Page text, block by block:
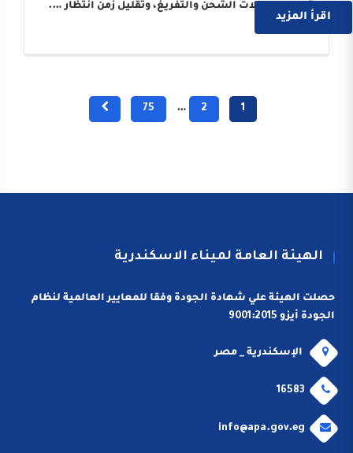
تسريع معدلات الشحن والتفريغ، وتقليل زمن انتظار ….
اقرأ المزيد
1
2
…
75
الهيئة العامة لميناء الاسكندرية
حصلت الهيئة علي شهادة الجودة وفقا للمعايير العالمية لنظام
الجودة أيزو 9001:2015
الإسكندرية _ مصر
16583
info@apa.gov.eg